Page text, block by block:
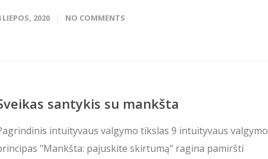
LIEPOS, 2020 NO COMMENTS
santykis su mankšta
intuityvaus valgymo tikslas 9 intuityvaus valgymo
"Mankšta: pajuskite skirtumą" ragina pamiršti